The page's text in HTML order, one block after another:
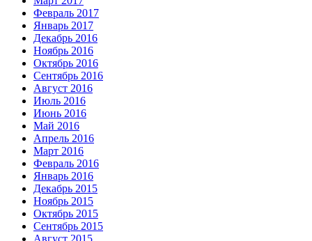
Февраль 2017
Январь 2017
Декабрь 2016
Ноябрь 2016
Октябрь 2016
Сентябрь 2016
Август 2016
Июль 2016
Июнь 2016
Май 2016
Апрель 2016
Март 2016
Февраль 2016
Январь 2016
Декабрь 2015
Ноябрь 2015
Октябрь 2015
Сентябрь 2015
Август 2015